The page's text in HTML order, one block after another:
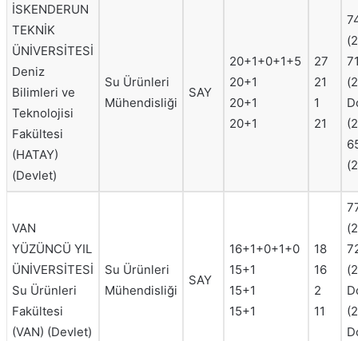
İSKENDERUN
TEKNİK
ÜNİVERSİTESİ
Deniz
Bilimleri ve
Teknolojisi
Fakültesi
(HATAY)
(Devlet)
Su Ürünleri
Mühendisliği
SAY
20+1+0+1+5
20+1
20+1
20+1
27
21
1
21
VAN
YÜZÜNCÜ YIL
ÜNİVERSİTESİ
Su Ürünleri
Fakültesi
(VAN) (Devlet)
Su Ürünleri
Mühendisliği
SAY
16+1+0+1+0
15+1
15+1
15+1
18
16
2
11